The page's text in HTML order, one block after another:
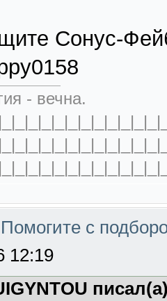
Сонус-
- вечна.
с
12:19